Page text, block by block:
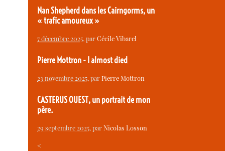
Nan Shepherd dans les Cairngorms, un
« trafic amoureux »
7 décembre 2025, parCécile Vibarel
Pierre Mottron - I almost died
23 novembre 2025, parPierre Mottron
CASTERUS OUEST, un portrait de mon
père.
29 septembre 2025, parNicolas Losson
<